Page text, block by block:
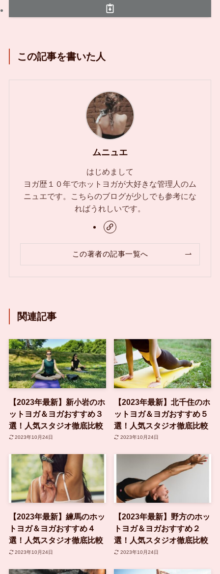
この記事を書いた人
ムニュエ
はじめまして
ヨガ歴１０年でホットヨガが大好きな管理人のム
ニュエです。こちらのブログが少しでも参考にな
ればうれしいです。
この著者の記事一覧へ
関連記事
【2023年最新】新小岩のホ
ットヨガ＆ヨガおすすめ３
選！人気スタジオ徹底比較
2023年10月24日
【2023年最新】北千住のホ
ットヨガ＆ヨガおすすめ５
選！人気スタジオ徹底比較
2023年10月24日
【2023年最新】練馬のホッ
トヨガ＆ヨガおすすめ４
選！人気スタジオ徹底比較
2023年10月24日
【2023年最新】野方のホッ
トヨガ＆ヨガおすすめ２
選！人気スタジオ徹底比較
2023年10月24日